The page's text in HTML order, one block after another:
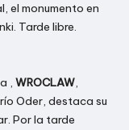
el monumento en
Tarde libre.
, WROCLAW,
Oder, destaca su
Por la tarde